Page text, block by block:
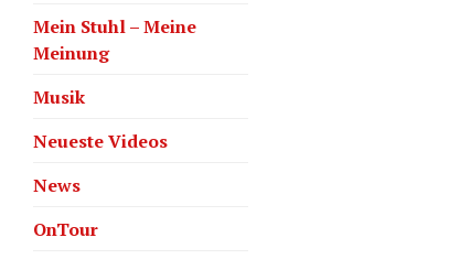
Mein Stuhl – Meine
Meinung
Musik
Neueste Videos
News
OnTour